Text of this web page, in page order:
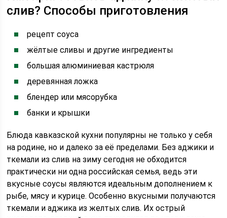
слив? Способы приготовления
рецепт соуса
жёлтые сливы и другие ингредиенты
большая алюминиевая кастрюля
деревянная ложка
блендер или мясорубка
банки и крышки
Блюда кавказской кухни популярны не только у себя
на родине, но и далеко за её пределами. Без аджики и
ткемали из слив на зиму сегодня не обходится
практически ни одна российская семья, ведь эти
вкусные соусы являются идеальным дополнением к
рыбе, мясу и курице. Особенно вкусными получаются
ткемали и аджика из желтых слив. Их острый